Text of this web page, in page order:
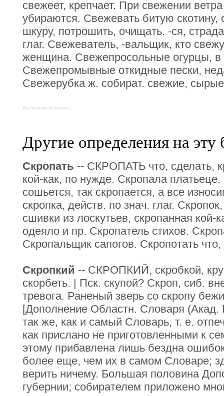
свежеет, крепчает. При свежении
убираются. Свежевать битую скотину,
шкуру, потрошить, очищать. -ся,
глаг. Свежеватель, -вальщик, кто
женщина. Свежепросольные огурцы, в
Свежепромывные откидные пески,
Свежерубка ж. собират. свежие,
На правах рекламы:
Другие определения на эту
Скропать -- СКРОПАТЬ что, сделать,
кой-как, по нужде. Скропала
сошьется, так скропается, а все
скропка, действ. по знач. глаг.
сшивки из лоскутьев, скропанная кой-
одеяло и пр. Скропатель стихов.
Скропальщик сапогов. Скропотать
Скропкий -- СКРОПКИЙ, скробкой,
скорбеть. | Пск. скупой? Скроп, сиб.
тревога. Раненый зверь со скропу
[Дополнение Областн. Словаря (Акад.
так же, как и самый Словарь, т. е.
как прислано не приготовленными к
этому прибавлена лишь бездна
более еще, чем их в самом Словаре;
верить ничему. Большая половина
губернии; собирателем приложено